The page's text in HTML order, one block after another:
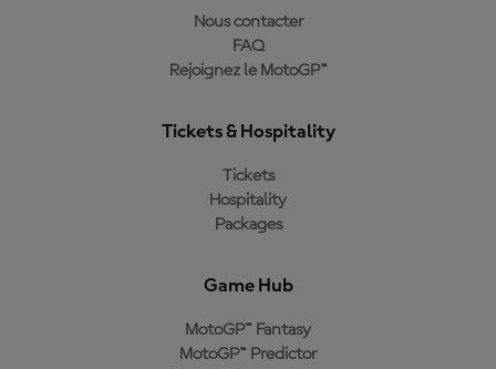
Nous contacter
FAQ
Rejoignez le MotoGP™
Tickets & Hospitality
Tickets
Hospitality
Packages
Game Hub
MotoGP™ Fantasy
MotoGP™ Predictor